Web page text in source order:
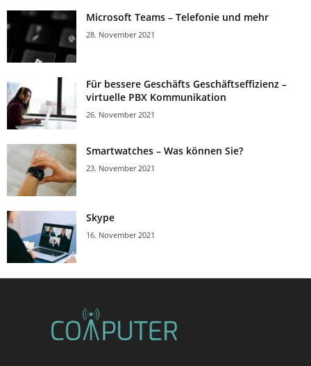
Microsoft Teams – Telefonie und mehr
28. November 2021
Für bessere Geschäfts Geschäftseffizienz –
virtuelle PBX Kommunikation
26. November 2021
Smartwatches – Was können Sie?
23. November 2021
Skype
16. November 2021